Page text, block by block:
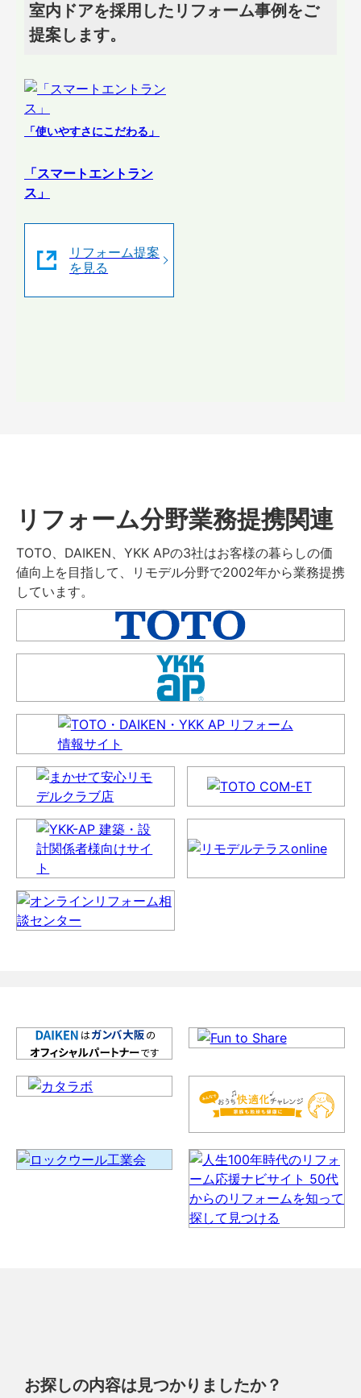
室内ドアを採用したリフォーム事例をご
提案します。
「使いやすさにこだわる」
「スマートエントラン
ス」
リフォーム提案
を見る
リフォーム分野業務提携関連
TOTO、DAIKEN、YKK APの3社はお客様の暮らしの価
値向上を目指して、リモデル分野で2002年から業務提携
しています。
お探しの内容は見つかりましたか？